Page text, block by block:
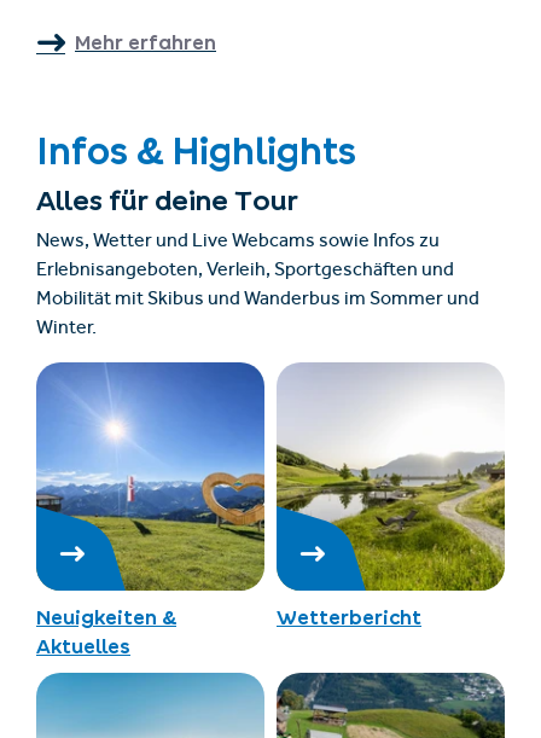
Mehr erfahren
Infos & Highlights
Alles für deine Tour
News, Wetter und Live Webcams sowie Infos zu
Erlebnisangeboten, Verleih, Sportgeschäften und
Mobilität mit Skibus und Wanderbus im Sommer und
Winter.
Neuigkeiten &
Aktuelles
Wetterbericht